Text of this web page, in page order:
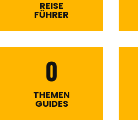
REISE
FÜHRER
0
THEMEN
GUIDES